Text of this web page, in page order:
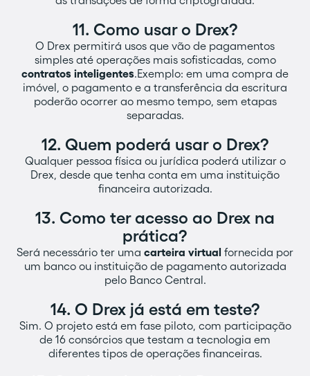
11. Como usar o Drex?
O Drex permitirá usos que vão de pagamentos
simples até operações mais sofisticadas, como
contratos inteligentes.Exemplo: em uma compra de
imóvel, o pagamento e a transferência da escritura
poderão ocorrer ao mesmo tempo, sem etapas
separadas.
12. Quem poderá usar o Drex?‍
Qualquer pessoa física ou jurídica poderá utilizar o
Drex, desde que tenha conta em uma instituição
financeira autorizada.
13. Como ter acesso ao Drex na
prática?‍
Será necessário ter uma carteira virtual fornecida por
um banco ou instituição de pagamento autorizada
pelo Banco Central.
14. O Drex já está em teste?‍
Sim. O projeto está em fase piloto, com participação
de 16 consórcios que testam a tecnologia em
diferentes tipos de operações financeiras.